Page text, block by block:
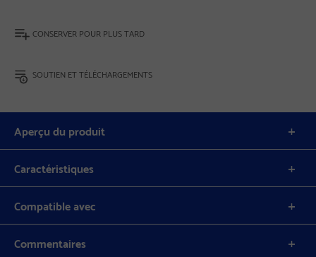
CONSERVER POUR PLUS TARD
SOUTIEN ET TÉLÉCHARGEMENTS
Aperçu du produit
Caractéristiques
Compatible avec
Commentaires